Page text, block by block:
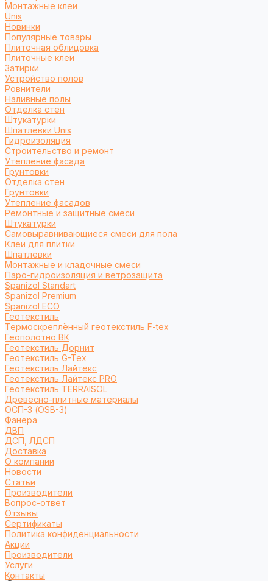
Монтажные клеи
Unis
Новинки
Популярные товары
Плиточная облицовка
Плиточные клеи
Затирки
Устройство полов
Ровнители
Наливные полы
Отделка стен
Штукатурки
Шпатлевки Unis
Гидроизоляция
Строительство и ремонт
Утепление фасада
Грунтовки
Отделка стен
Грунтовки
Утепление фасадов
Ремонтные и защитные смеси
Штукатурки
Самовыравнивающиеся смеси для пола
Клеи для плитки
Шпатлевки
Монтажные и кладочные смеси
Паро-гидроизоляция и ветрозащита
Spanizol Standart
Spanizol Premium
Spanizol ECO
Геотекстиль
Термоскреплённый геотекстиль F-tex
Геополотно ВК
Геотекстиль Дорнит
Геотекстиль G-Tex
Геотекстиль Лайтекс
Геотекстиль Лайтекс PRO
Геотекстиль TERRAISOL
Древесно-плитные материалы
ОСП-3 (OSB-3)
Фанера
ДВП
ДСП, ЛДСП
Доставка
О компании
Новости
Статьи
Производители
Вопрос-ответ
Отзывы
Сертификаты
Политика конфиденциальности
Акции
Производители
Услуги
Контакты